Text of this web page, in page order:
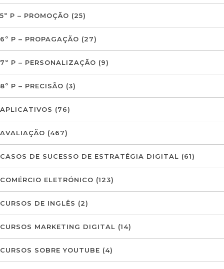
5º P – PROMOÇÃO (25)
6º P – PROPAGAÇÃO (27)
7º P – PERSONALIZAÇÃO (9)
8º P – PRECISÃO (3)
APLICATIVOS (76)
AVALIAÇÃO (467)
CASOS DE SUCESSO DE ESTRATÉGIA DIGITAL (61)
COMÉRCIO ELETRÓNICO (123)
CURSOS DE INGLÊS (2)
CURSOS MARKETING DIGITAL (14)
CURSOS SOBRE YOUTUBE (4)